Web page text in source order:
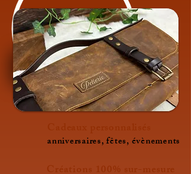
anniversaires, fêtes, évènements